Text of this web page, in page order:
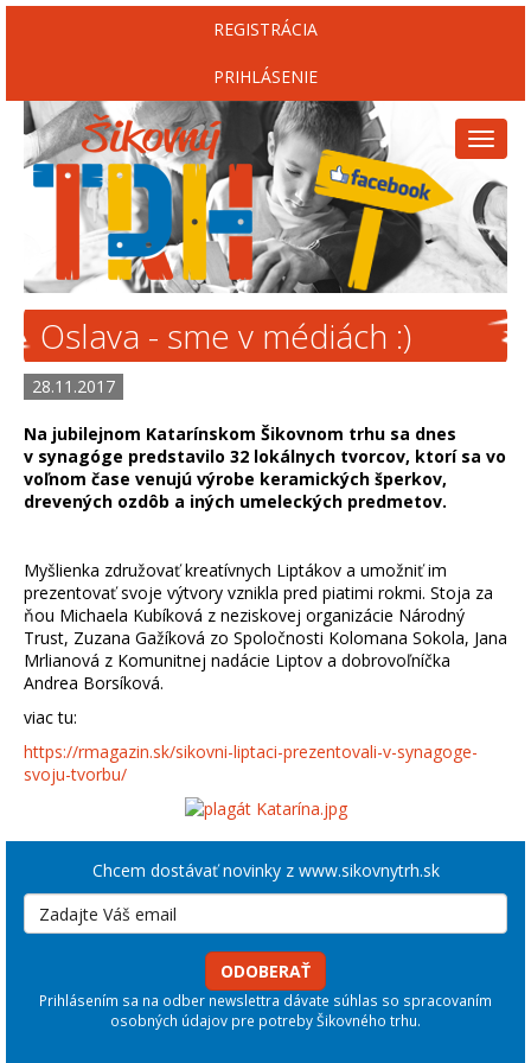
REGISTRÁCIA
PRIHLÁSENIE
Oslava - sme v médiách :)
28.11.2017
Na jubilejnom Katarínskom Šikovnom trhu sa dnes
v synagóge predstavilo 32 lokálnych tvorcov, ktorí sa vo
voľnom čase venujú výrobe keramických šperkov,
drevených ozdôb a iných umeleckých predmetov.
Myšlienka združovať kreatívnych Liptákov a umožniť im
prezentovať svoje výtvory vznikla pred piatimi rokmi. Stoja za
ňou Michaela Kubíková z neziskovej organizácie Národný
Trust, Zuzana Gažíková zo Spoločnosti Kolomana Sokola, Jana
Mrlianová z Komunitnej nadácie Liptov a dobrovoľníčka
Andrea Borsíková.
viac tu:
https://rmagazin.sk/sikovni-liptaci-prezentovali-v-synagoge-
svoju-tvorbu/
Chcem dostávať novinky z www.sikovnytrh.sk
ODOBERAŤ
Prihlásením sa na odber newslettra dávate súhlas so spracovaním
osobných údajov pre potreby Šikovného trhu.